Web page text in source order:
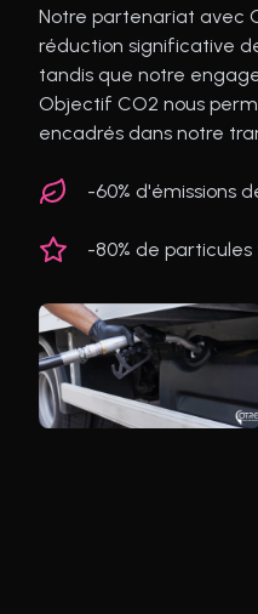
Notre partenariat avec
réduction significative
tandis que notre
Objectif CO2 nous
encadrés dans notre
-60% d'émissions
-80% de particules